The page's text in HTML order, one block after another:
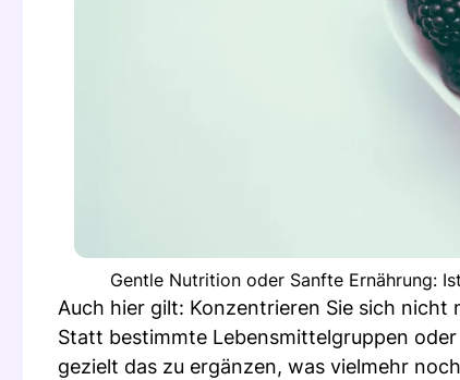
Gentle Nutrition oder Sanfte Ernährung:
Auch hier gilt: Konzentrieren Sie sich
Statt bestimmte Lebensmittelgruppen
gezielt das zu ergänzen, was vielmehr